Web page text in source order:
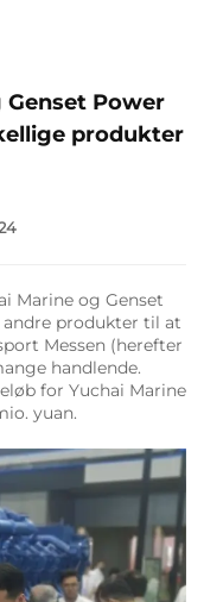
Genset Power
produkter
Marine og Genset
andre produkter til at
Messen (herefter
handlende.
for Yuchai Marine
yuan.